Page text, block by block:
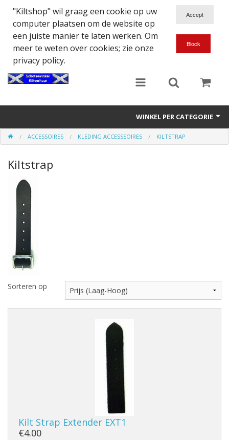
"Kiltshop" wil graag een cookie op uw
computer plaatsen om de website op
een juiste manier te laten werken. Om
meer te weten over cookies; zie onze
privacy policy.
WINKEL PER CATEGORIE
Accessoires
Doedelzakspeler
Eten en Drinken
Kilt - Kleding
Highland Titles
Verhuur
ACCESSOIRES KLEDING ACCESSSOIRES KILTSTRAP
Kiltstrap
Sorteren op
Kilt Strap Extender EXT1
€4.00